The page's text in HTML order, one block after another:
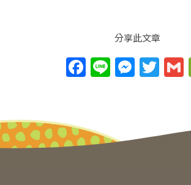
分享此文章
F
a
e
b
Li
n
M
e
n
T
w
er